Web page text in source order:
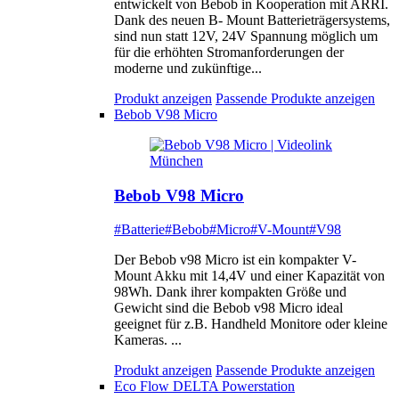
entwickelt von Bebob in Kooperation mit ARRI.
Dank des neuen B- Mount Batterieträgersystems,
sind nun statt 12V, 24V Spannung möglich um
für die erhöhten Stromanforderungen der
moderne und zukünftige...
Produkt anzeigen Passende Produkte anzeigen
Bebob V98 Micro
Bebob V98 Micro
#Batterie#Bebob#Micro#V-Mount#V98
Der Bebob v98 Micro ist ein kompakter V-
Mount Akku mit 14,4V und einer Kapazität von
98Wh. Dank ihrer kompakten Größe und
Gewicht sind die Bebob v98 Micro ideal
geeignet für z.B. Handheld Monitore oder kleine
Kameras. ...
Produkt anzeigen Passende Produkte anzeigen
Eco Flow DELTA Powerstation